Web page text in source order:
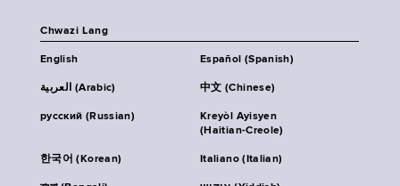
Chwazi Lang
English Español (Spanish)
العربية (Arabic) 中文 (Chinese)
русский (Russian)
Kreyòl Ayisyen
(Haitian-Creole)
한국어 (Korean) Italiano (Italian)